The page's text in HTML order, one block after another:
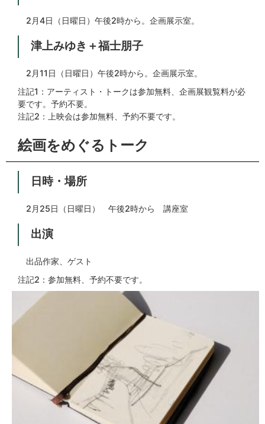
2月4日（日曜日）午後2時から。企画展示室。
津上みゆき＋福士朋子
2月11日（日曜日）午後2時から。企画展示室。
注記1：アーティスト・トークは参加無料、企画展観覧料が必
要です。予約不要。
注記2：上映会は参加無料、予約不要です。
絵画をめぐるトーク
日時・場所
2月25日（日曜日） 午後2時から 講座室
出演
出品作家、ゲスト
注記2：参加無料、予約不要です。